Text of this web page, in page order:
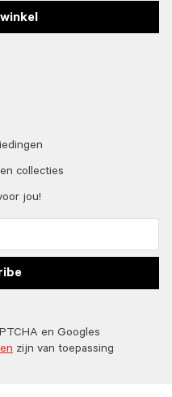
collecties
jou!
en Googles
zijn van toepassing